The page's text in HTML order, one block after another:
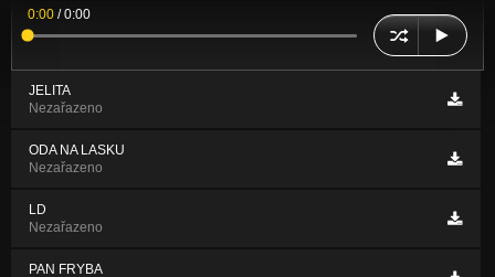
0:00 /0:00
JELITA
Nezařazeno
ODA NA LASKU
Nezařazeno
LD
Nezařazeno
PAN FRYBA